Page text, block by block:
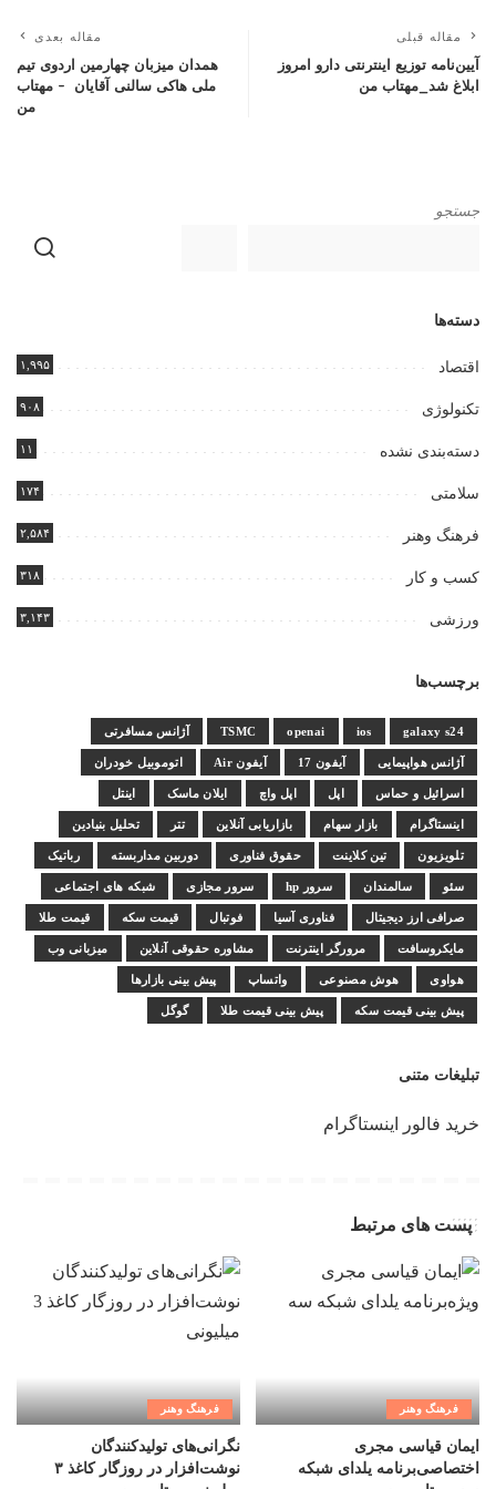
مقاله قبلی
آیین‌نامه توزیع اینترنتی دارو امروز
ابلاغ شد_مهتاب من
مقاله بعدی
همدان میزبان چهارمین اردوی تیم
ملی هاکی سالنی آقایان – مهتاب
من
جستجو
دسته‌ها
اقتصاد ۱,۹۹۵
تکنولوژی ۹۰۸
دسته‌بندی نشده ۱۱
سلامتی ۱۷۴
فرهنگ وهنر ۲,۵۸۴
کسب و کار ۳۱۸
ورزشی ۳,۱۴۳
برچسب‌ها
galaxy s24
ios
openai
TSMC آژانس مسافرتی
آژانس هواپیمایی آیفون 17 آیفون Air اتوموبیل خودران
اسرائیل و حماس اپل اپل واچ ایلان ماسک اینتل
اینستاگرام بازار سهام بازاریابی آنلاین تتر تحلیل بنیادین
تلویزیون تین کلاینت حقوق فناوری دوربین مداربسته رباتیک
سئو سالمندان سرور hp سرور مجازی شبکه های اجتماعی
صرافی ارز دیجیتال فناوری آسیا فوتبال قیمت سکه قیمت طلا
مایکروسافت مرورگر اینترنت مشاوره حقوقی آنلاین میزبانی وب
هواوی هوش مصنوعی واتساپ پیش بینی بازارها
پیش بینی قیمت سکه پیش بینی قیمت طلا گوگل
تبلیغات متنی
خرید فالور اینستاگرام
پست های مرتبط
فرهنگ وهنر
ایمان قیاسی مجری
اختصاصی‌برنامه یلدای شبکه
فرهنگ وهنر
نگرانی‌های تولیدکنندگان
نوشت‌افزار در روزگار کاغذ ۳